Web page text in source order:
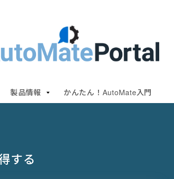
製品情報 かんたん！AutoMate入門
する